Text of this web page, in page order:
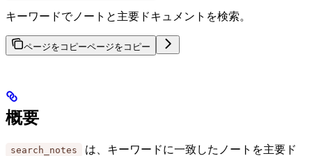
キーワードでノートと主要ドキュメントを検索。
ページをコピーページをコピー
概要
search_notes
は、キーワードに一致したノートを主要ド